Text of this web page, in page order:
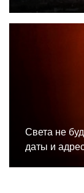
Света не
даты и